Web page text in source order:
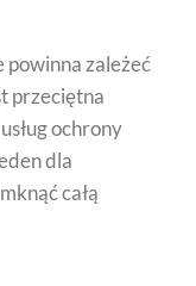
powinna zależeć
przeciętna
ochrony
dla
całą